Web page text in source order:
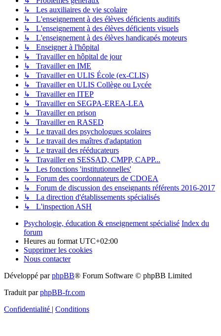
↳ Les auxiliaires de vie scolaire
↳ L'enseignement à des élèves déficients auditifs
↳ L'enseignement à des élèves déficients visuels
↳ L'enseignement à des élèves handicapés moteurs
↳ Enseigner à l'hôpital
↳ Travailler en hôpital de jour
↳ Travailler en IME
↳ Travailler en ULIS École (ex-CLIS)
↳ Travailler en ULIS Collège ou Lycée
↳ Travailler en ITEP
↳ Travailler en SEGPA-EREA-LEA
↳ Travailler en prison
↳ Travailler en RASED
↳ Le travail des psychologues scolaires
↳ Le travail des maîtres d'adaptation
↳ Le travail des rééducateurs
↳ Travailler en SESSAD, CMPP, CAPP...
↳ Les fonctions 'institutionnelles'
↳ Forum des coordonnateurs de CDOEA
↳ Forum de discussion des enseignants référents 2016-2017
↳ La direction d'établissements spécialisés
↳ L'inspection ASH
Psychologie, éducation & enseignement spécialisé Index du
forum
Heures au formatUTC+02:00
Supprimer les cookies
Nous contacter
Développé parphpBB® Forum Software © phpBB Limited
Traduit parphpBB-fr.com
Confidentialité
Conditions